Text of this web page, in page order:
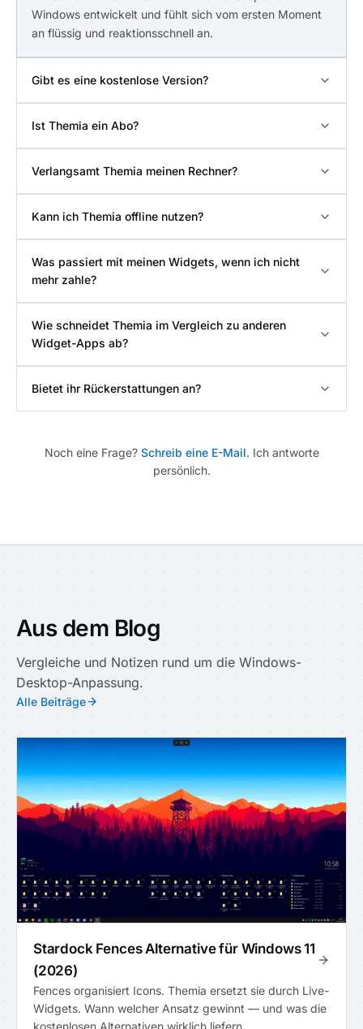
Windows entwickelt und fühlt sich vom ersten Moment
an flüssig und reaktionsschnell an.
Gibt es eine kostenlose Version?
Ist Themia ein Abo?
Verlangsamt Themia meinen Rechner?
Kann ich Themia offline nutzen?
Was passiert mit meinen Widgets, wenn ich nicht
mehr zahle?
Wie schneidet Themia im Vergleich zu anderen
Widget-Apps ab?
Bietet ihr Rückerstattungen an?
Noch eine Frage? Schreib eine E-Mail. Ich antworte
persönlich.
Aus dem Blog
Vergleiche und Notizen rund um die Windows-
Desktop-Anpassung.
Alle Beiträge
Stardock Fences Alternative für Windows 11
(2026)
Fences organisiert Icons. Themia ersetzt sie durch Live-
Widgets. Wann welcher Ansatz gewinnt — und was die